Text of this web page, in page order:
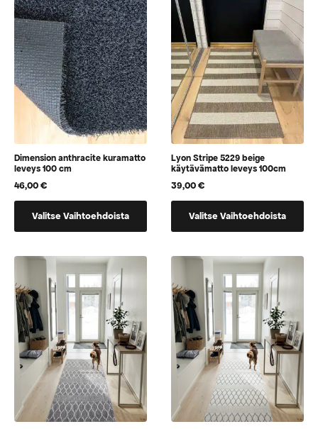
Dimension anthracite kuramatto
leveys 100 cm
46,00€
Valitse Vaihtoehdoista
vaihtoehtoja,
voidaan
valita
tuotteen
sivulla
Lyon Stripe 5229 beige
käytävämatto leveys 100cm
39,00€
Valitse Vaihtoehdoista
vaihtoehtoja,
voidaan
valita
tuotteen
sivulla